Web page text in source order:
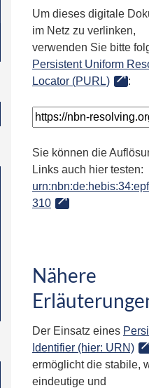
Um dieses digitale
im Netz zu verlinken,
verwenden Sie bitte
Persistent Uniform
Locator (PURL)
:
Sie können die
Links auch hier testen:
310
Nähere
Der Einsatz eines
Identifier (hier: URN)
ermöglicht die stabile,
eindeutige und